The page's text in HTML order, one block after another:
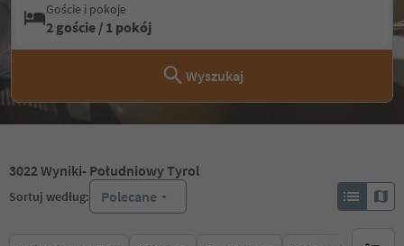
Goście i pokoje
2 goście / 1 pokój
Wyszukaj
3022Wyniki- Południowy Tyrol
Sortuj według: Polecane